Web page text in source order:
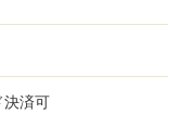
決済可